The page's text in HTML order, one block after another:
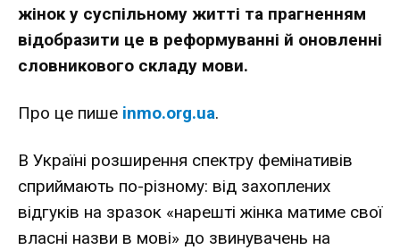
жінок у суспільному житті та прагненням
відобразити це в реформуванні й оновленні
словникового складу мови.
Про це пише inmo.org.ua.
В Україні розширення спектру фемінативів
сприймають по-різному: від захоплених
відгуків на зразок «нарешті жінка матиме свої
власні назви в мові» до звинувачень на